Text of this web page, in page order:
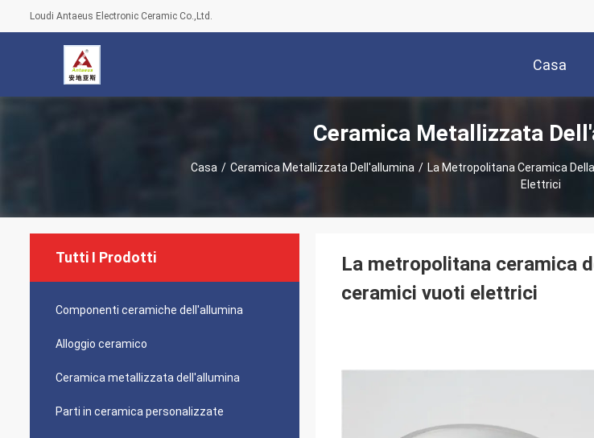
Loudi Antaeus Electronic Ceramic Co.,Ltd.
Casa
Ceramica Metallizzata
Casa / Ceramica Metallizzata Dell'allumina / La Metropolitana Ceramica
Elettrici
Tutti I Prodotti
Componenti ceramiche dell'allumina
Alloggio ceramico
Ceramica metallizzata dell'allumina
Parti in ceramica personalizzate
La metropolitana ceramica
ceramici vuoti elettrici